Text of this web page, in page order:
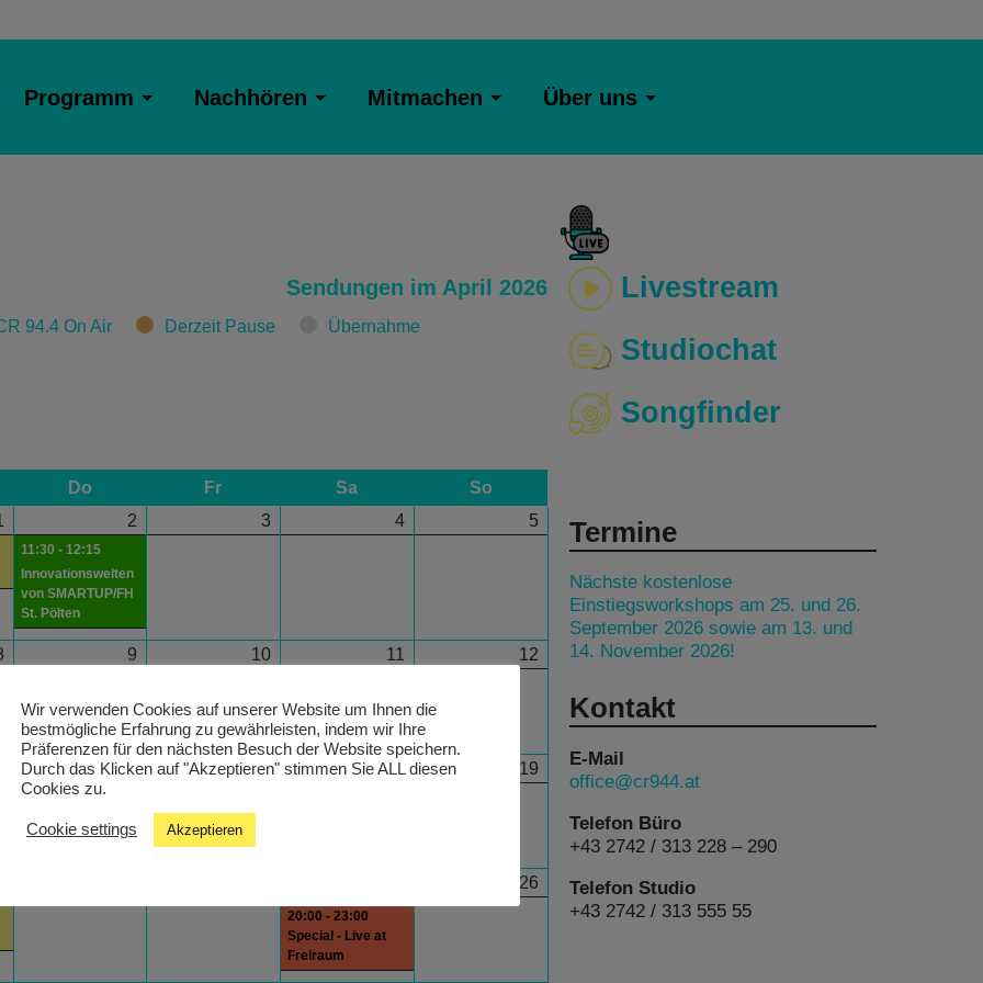
Programm Nachhören Mitmachen Über uns
Sendungen im April 2026
94.4 On Air Derzeit Pause Übernahme
Do Fr Sa
So
2
11:30 - 12:15
Innovationswelten
von SMARTUP/FH
St. Pölten
3 4 5
9 10 11
hein! In The Mix
12
16 17 18 19
20:00 - 23:00
Special - Live at
Freiraum
26
Livestream
Studiochat
Songfinder
Termine
Nächste kostenlose
Einstiegsworkshops am 25. und 26.
September 2026 sowie am 13. und
14. November 2026!
Kontakt
E-Mail
office@cr944.at
Telefon Büro
+43 2742 / 313 228 – 290
Telefon Studio
+43 2742 / 313 555 55
Wir verwenden Cookies auf unserer Website um Ihnen die
bestmögliche Erfahrung zu gewährleisten, indem wir Ihre
Präferenzen für den nächsten Besuch der Website speichern.
Durch das Klicken auf "Akzeptieren" stimmen Sie ALL diesen
Cookies zu.
Cookie settings Akzeptieren